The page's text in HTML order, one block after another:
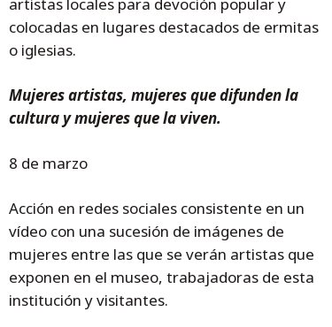
colocadas en lugares destacados de ermitas
o iglesias.
Mujeres artistas, mujeres que difunden la
cultura y mujeres que la viven.
8 de marzo
Acción en redes sociales consistente en un
vídeo con una sucesión de imágenes de
mujeres entre las que se verán artistas que
exponen en el museo, trabajadoras de esta
institución y visitantes.